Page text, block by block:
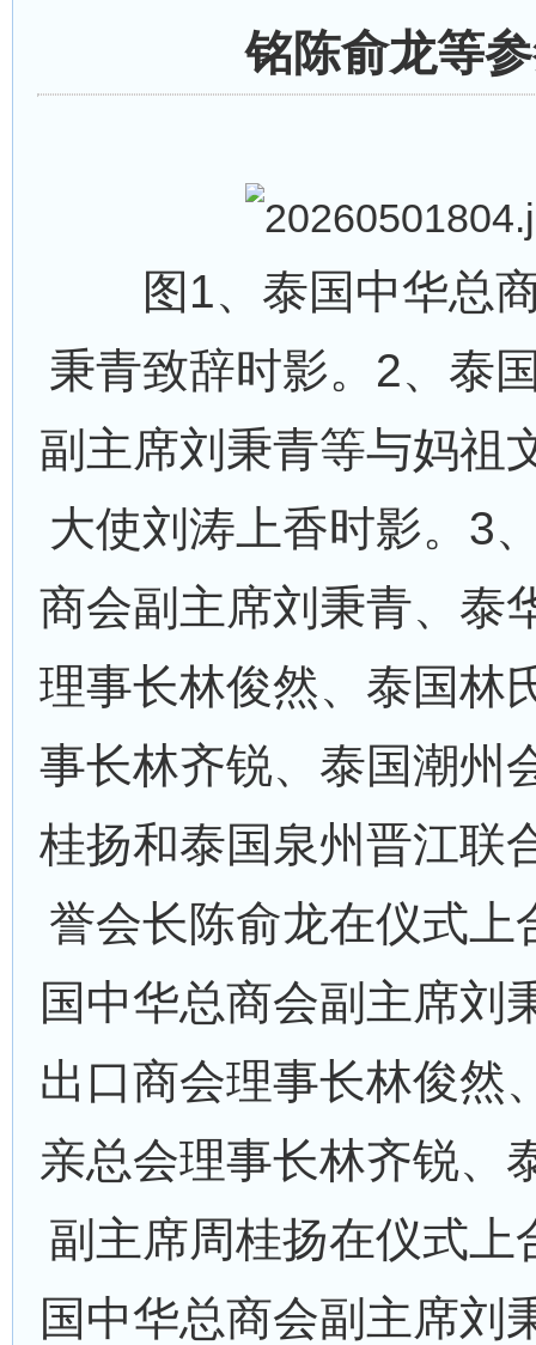
铭陈俞龙等
图1、泰国中华总商
秉青致辞时影。2、泰
副主席刘秉青等与妈祖
大使刘涛上香时影。3
商会副主席刘秉青、泰
理事长林俊然、泰国林
事长林齐锐、泰国潮州
桂扬和泰国泉州晋江联
誉会长陈俞龙在仪式上
国中华总商会副主席刘
出口商会理事长林俊然
亲总会理事长林齐锐、
副主席周桂扬在仪式上
国中华总商会副主席刘